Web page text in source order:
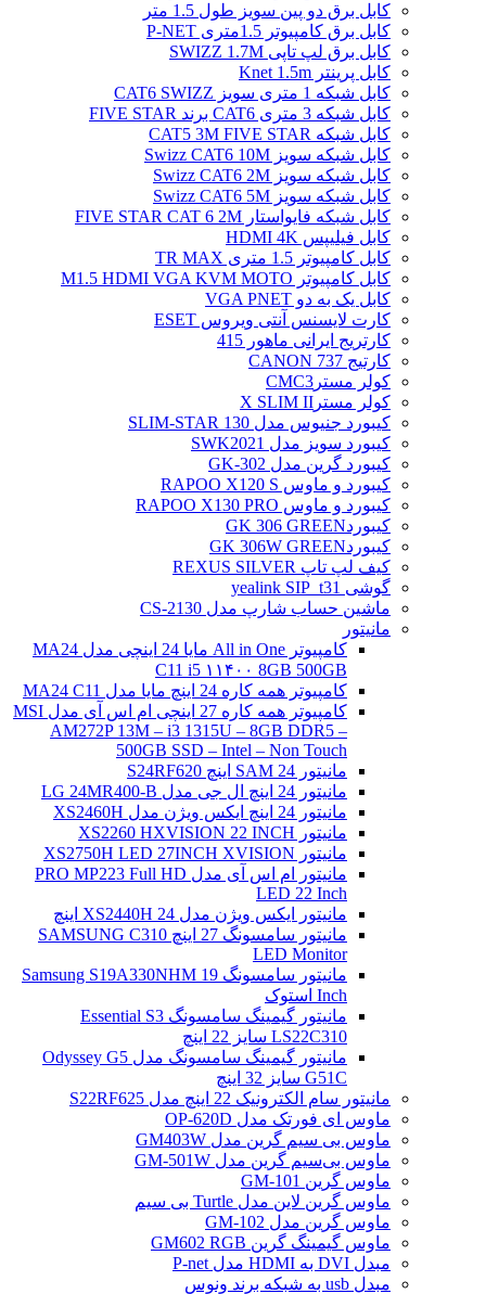
کابل برق دو پین سویز طول 1.5 متر
کابل برق کامپیوتر 1.5ﻣﺘﺮی P-NET
کابل برق لپ تاپی SWIZZ 1.7M
کابل پرینتر Knet 1.5m
کابل شبکه 1 متری سویز CAT6 SWIZZ
کابل شبکه 3 متری CAT6 برند FIVE STAR
کابل شبکه CAT5 3M FIVE STAR
کابل شبکه سویز Swizz CAT6 10M
کابل شبکه سویز Swizz CAT6 2M
کابل شبکه سویز Swizz CAT6 5M
کابل شبکه فایواستار FIVE STAR CAT 6 2M
کابل فیلیپس HDMI 4K
کابل کامپیوتر 1.5 متری TR MAX
کابل کامپیوتر M1.5 HDMI VGA KVM MOTO
کابل یک به دو VGA PNET
کارت لایسنس آنتی ویروس ESET
کارتریج ایرانی ماهور 415
کارتیج 737 CANON
کولر مسترCMC3
کولر مسترX SLIM II
کیبورد جنیوس مدل SLIM-STAR 130
کیبورد سویز مدل SWK2021
کیبورد گرین مدل GK-302
کیبورد و ماوس RAPOO X120 S
کیبورد و ماوس RAPOO X130 PRO
کیبوردGK 306 GREEN
کیبوردGK 306W GREEN
کیف لپ تاپ REXUS SILVER
گوشی yealink SIP_t31
ماشین حساب شارپ مدل CS-2130
مانیتور
کامپیوتر All in One مایا 24 اینچی مدل MA24
C11 i5 ۱۱۴۰۰ 8GB 500GB
کامپیوتر همه کاره 24 اینچ مایا مدل MA24 C11
کامپیوتر همه کاره 27 اینچی ام اس آی مدل MSI
AM272P 13M – i3 1315U – 8GB DDR5 –
500GB SSD – Intel – Non Touch
مانیتور 24 SAM اینچ S24RF620
مانیتور 24 اینچ ال جی مدل LG 24MR400-B
مانیتور 24 اینچ ایکس ویژن مدل XS2460H
مانیتور XS2260 HXVISION 22 INCH
مانیتور XS2750H LED 27INCH XVISION
مانیتور ام اس آی مدل PRO MP223 Full HD
LED 22 Inch
مانیتور ایکس ویژن مدل XS2440H 24 اینچ
مانیتور سامسونگ 27 اینچ SAMSUNG C310
LED Monitor
مانیتور سامسونگ Samsung S19A330NHM 19
Inch استوک
مانیتور گیمینگ سامسونگ Essential S3
LS22C310 سایز 22 اینچ
مانیتور گیمینگ سامسونگ مدل Odyssey G5
G51C سایز 32 اینچ
مانیتور سام الکترونیک 22 اینچ مدل S22RF625
ماوس ای فورتک مدل OP-620D
ماوس بی سیم گرین مدل GM403W
ماوس بی‌سیم گرین مدل GM-501W
ماوس گرین GM-101
ماوس گرین لاین مدل Turtle بی سیم
ماوس گرین مدل GM-102
ماوس گیمینگ گرین GM602 RGB
مبدل DVI به HDMI مدل P-net
مبدل usb به شبکه برند ونوس